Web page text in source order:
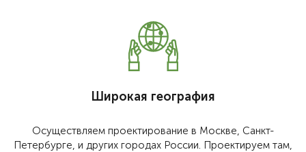
Широкая география
Осуществляем проектирование в Москве, Санкт-
Петербурге, и других городах России. Проектируем там,